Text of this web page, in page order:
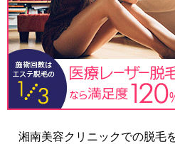
湘南美容クリニックでの脱毛